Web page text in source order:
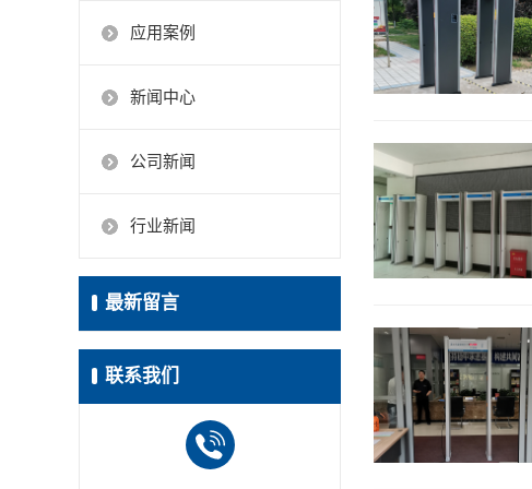
应用案例
新闻中心
公司新闻
行业新闻
最新留言
联系我们